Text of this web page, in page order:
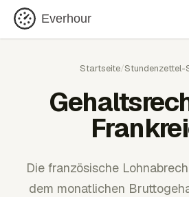
Everhour
Startseite/Stundenzettel-
Die französische
dem monatlichen